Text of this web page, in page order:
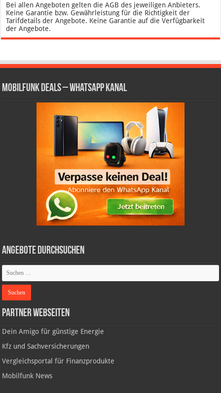
Bei allen Angeboten gelten die AGB des jeweiligen Anbieters.
Keine Garantie bzw. Gewährleistung für die Richtigkeit der
Tarifdetails der Angebote. Keine Garantie auf die Verfügbarkeit
der Angebote.
Mobilfunk Deals – WhatsApp Kanal
Angebote durchsuchen
Partner Webseiten
Dein Amigo für günstige Energie
Kfz und Sachversicherungen
Vergleichsportal für Finanzprodukte
Mobilfunk News